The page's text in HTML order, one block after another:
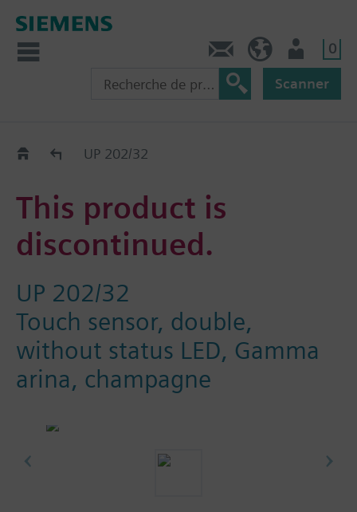
0
Scanner
Old2NewUP 202/32
This product is
discontinued.
UP 202/32
Touch sensor, double,
without status LED, Gamma
arina, champagne